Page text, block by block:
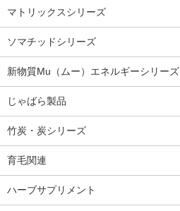
マトリックスシリーズ
ソマチッドシリーズ
新物質Mu（ムー）エネルギーシリーズ
じゃばら製品
竹炭・炭シリーズ
育毛関連
ハーブサプリメント